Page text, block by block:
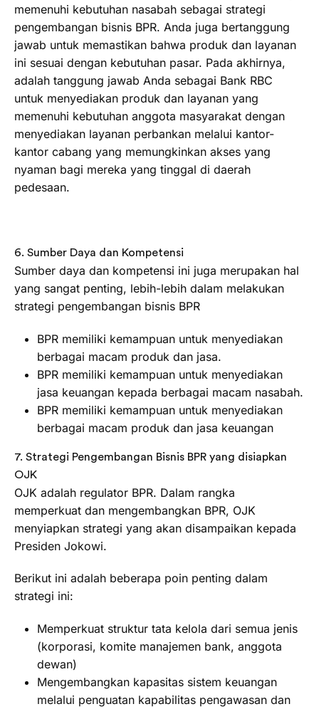
memenuhi kebutuhan nasabah sebagai strategi
pengembangan bisnis BPR. Anda juga bertanggung
jawab untuk memastikan bahwa produk dan layanan
ini sesuai dengan kebutuhan pasar. Pada akhirnya,
adalah tanggung jawab Anda sebagai Bank RBC
untuk menyediakan produk dan layanan yang
memenuhi kebutuhan anggota masyarakat dengan
menyediakan layanan perbankan melalui kantor-
kantor cabang yang memungkinkan akses yang
nyaman bagi mereka yang tinggal di daerah
pedesaan.
6. Sumber Daya dan Kompetensi
Sumber daya dan kompetensi ini juga merupakan hal
yang sangat penting, lebih-lebih dalam melakukan
strategi pengembangan bisnis BPR
BPR memiliki kemampuan untuk menyediakan
berbagai macam produk dan jasa.
BPR memiliki kemampuan untuk menyediakan
jasa keuangan kepada berbagai macam nasabah.
BPR memiliki kemampuan untuk menyediakan
berbagai macam produk dan jasa keuangan
7. Strategi Pengembangan Bisnis BPR yang disiapkan
OJK
OJK adalah regulator BPR. Dalam rangka
memperkuat dan mengembangkan BPR, OJK
menyiapkan strategi yang akan disampaikan kepada
Presiden Jokowi.
Berikut ini adalah beberapa poin penting dalam
strategi ini:
Memperkuat struktur tata kelola dari semua jenis
(korporasi, komite manajemen bank, anggota
dewan)
Mengembangkan kapasitas sistem keuangan
melalui penguatan kapabilitas pengawasan dan